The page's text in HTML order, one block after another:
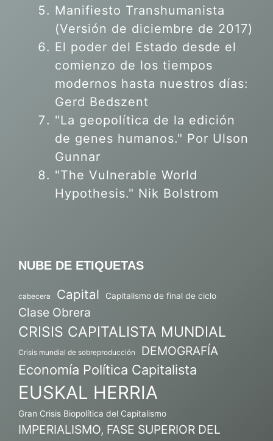
Manifiesto Transhumanista
(Versión de diciembre de 2017)
El poder del Estado desde el
comienzo de los tiempos
modernos hasta nuestros días:
Gerd Bedszent
"La geopolítica de la edición
de genes humanos." Por Ulson
Gunnar
"The Vulnerable World
Hypothesis." Nik Bolstrom
NUBE DE ETIQUETAS
cabecera Capital Capitalismo de final de ciclo
Clase Obrera
CRISIS CAPITALISTA MUNDIAL
Crisis mundial de sobreproducción DEMOGRAFÍA
Economía Política Capitalista
EUSKAL HERRIA
Gran Crisis Biopolítica del Capitalismo
IMPERIALISMO, FASE SUPERIOR DEL